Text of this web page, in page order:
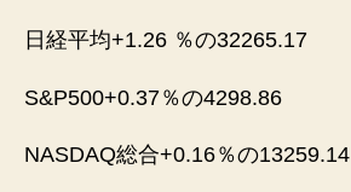
日経平均+1.26 ％の32265.17
S&P500+0.37％の4298.86
NASDAQ総合+0.16％の13259.14